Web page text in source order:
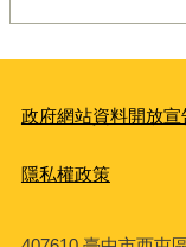
市府分類：外交事務
點閱次數： 271